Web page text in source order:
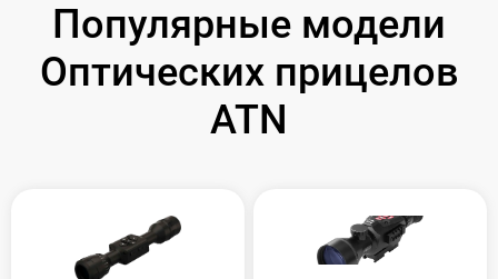
Популярные модели
Оптических прицелов
ATN